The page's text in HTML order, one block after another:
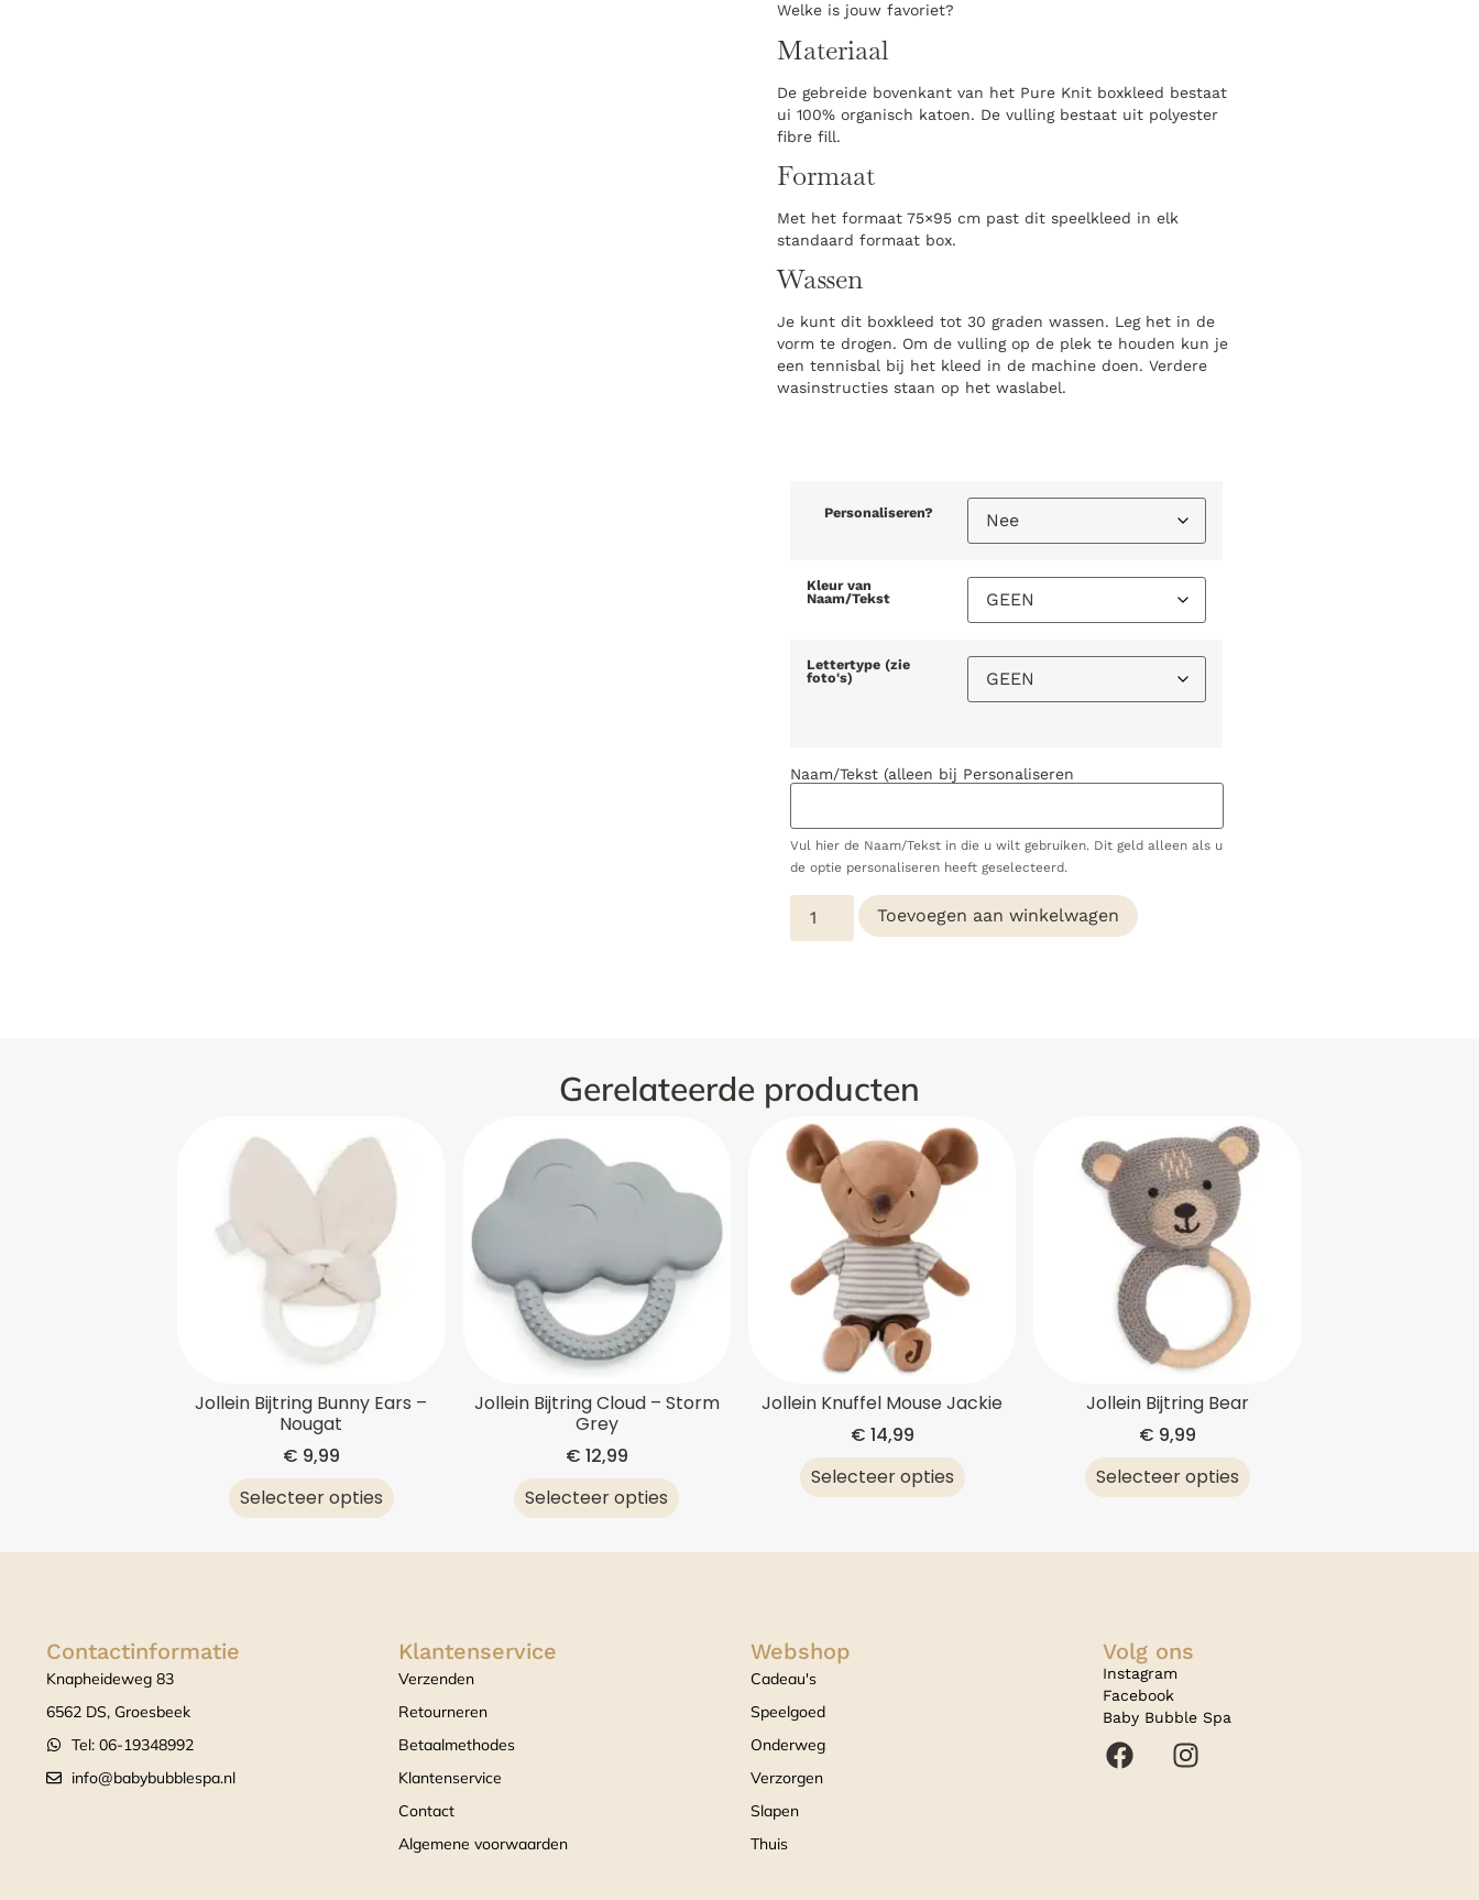
Welke is jouw favoriet?
Materiaal
De gebreide bovenkant van het Pure Knit boxkleed bestaat
ui 100% organisch katoen. De vulling bestaat uit polyester
fibre fill.
Formaat
Met het formaat 75×95 cm past dit speelkleed in elk
standaard formaat box.
Wassen
Je kunt dit boxkleed tot 30 graden wassen. Leg het in de
vorm te drogen. Om de vulling op de plek te houden kun je
een tennisbal bij het kleed in de machine doen. Verdere
wasinstructies staan op het waslabel.
Personaliseren?
Kleur van
Naam/Tekst
Lettertype (zie
foto's)
Naam/Tekst (alleen bij Personaliseren
Vul hier de Naam/Tekst in die u wilt gebruiken. Dit geld alleen als u
de optie personaliseren heeft geselecteerd.
Toevoegen aan winkelwagen
Gerelateerde producten
Jollein Bijtring Bunny Ears –
Nougat
€ 9,99
Selecteer opties
Jollein Bijtring Cloud – Storm
Grey
€ 12,99
Selecteer opties
Jollein Knuffel Mouse Jackie
€ 14,99
Selecteer opties
Jollein Bijtring Bear
€ 9,99
Selecteer opties
Contactinformatie
Knapheideweg 83
6562 DS, Groesbeek
Tel: 06-19348992
info@babybubblespa.nl
Klantenservice
Verzenden
Retourneren
Betaalmethodes
Klantenservice
Contact
Algemene voorwaarden
Webshop
Cadeau's
Speelgoed
Onderweg
Verzorgen
Slapen
Thuis
Volg ons
Instagram
Facebook
Baby Bubble Spa